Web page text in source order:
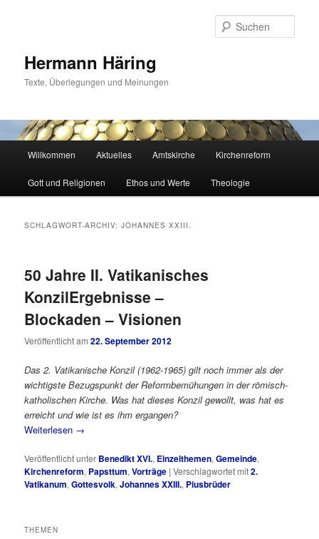
Hermann Häring
Texte, Überlegungen und Meinungen
Willkommen Aktuelles Amtskirche Kirchenreform
Gott und Religionen Ethos und Werte Theologie
SCHLAGWORT-ARCHIV:JOHANNES XXIII.
50 Jahre II. Vatikanisches
KonzilErgebnisse –
Blockaden – Visionen
Veröffentlicht am22. September 2012
Das 2. Vatikanische Konzil (1962-1965) gilt noch immer als der
wichtigste Bezugspunkt der Reformbemühungen in der römisch-
katholischen Kirche. Was hat dieses Konzil gewollt, was hat es
erreicht und wie ist es ihm ergangen?
Weiterlesen →
Veröffentlicht unter Benedikt XVI., Einzelthemen,Gemeinde,
Kirchenreform, Papsttum,Vorträge |Verschlagwortet mit2.
Vatikanum,Gottesvolk,Johannes XXIII., Piusbrüder
THEMEN